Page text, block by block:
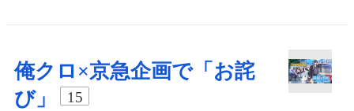
俺クロ×京急企画で「お詫
び」
15